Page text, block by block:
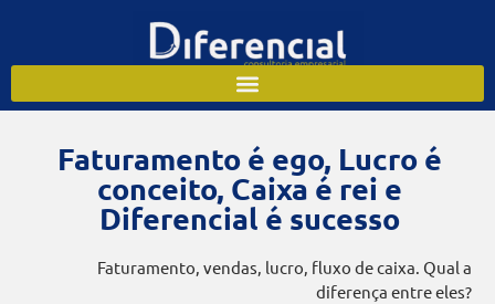
Faturamento é ego, Lucro é
conceito, Caixa é rei e
Diferencial é sucesso
Faturamento, vendas, lucro, fluxo de caixa. Qual a
diferença entre eles?